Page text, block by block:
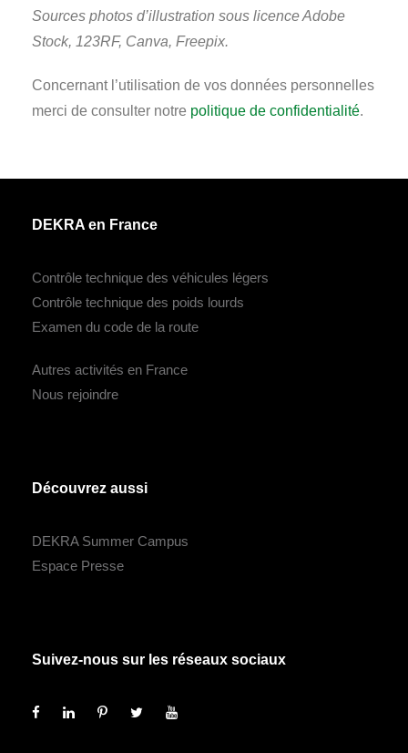
Sources photos d’illustration sous licence Adobe
Stock, 123RF, Canva, Freepix.
Concernant l’utilisation de vos données personnelles
merci de consulter notre politique de confidentialité.
DEKRA en France
Contrôle technique des véhicules légers
Contrôle technique des poids lourds
Examen du code de la route
Autres activités en France
Nous rejoindre
Découvrez aussi
DEKRA Summer Campus
Espace Presse
Suivez-nous sur les réseaux sociaux